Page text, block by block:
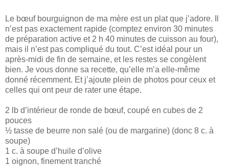
Le bœuf bourguignon de ma mère est un plat que j’adore. Il
n’est pas exactement rapide (comptez environ 30 minutes
de préparation active et 2 h 40 minutes de cuisson au four),
mais il n’est pas compliqué du tout. C’est idéal pour un
après-midi de fin de semaine, et les restes se congèlent
bien. Je vous donne sa recette, qu’elle m’a elle-même
donné récemment. Et j’ajoute plein de photos pour ceux et
celles qui ont peur de rater une étape.
2 lb d’intérieur de ronde de bœuf, coupé en cubes de 2
pouces
½ tasse de beurre non salé (ou de margarine) (donc 8 c. à
soupe)
1 c. à soupe d’huile d’olive
1 oignon, finement tranché